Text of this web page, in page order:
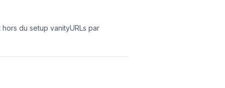
du setup vanityURLs par